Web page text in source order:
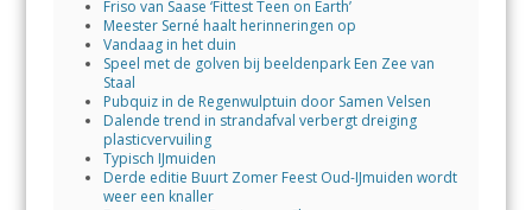
Friso van Saase ‘Fittest Teen on Earth’
Meester Serné haalt herinneringen op
Vandaag in het duin
Speel met de golven bij beeldenpark Een Zee van
Staal
Pubquiz in de Regenwulptuin door Samen Velsen
Dalende trend in strandafval verbergt dreiging
plasticvervuiling
Typisch IJmuiden
Derde editie Buurt Zomer Feest Oud-IJmuiden wordt
weer een knaller